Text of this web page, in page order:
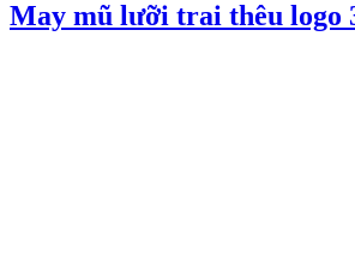
May mũ lưỡi trai thêu logo